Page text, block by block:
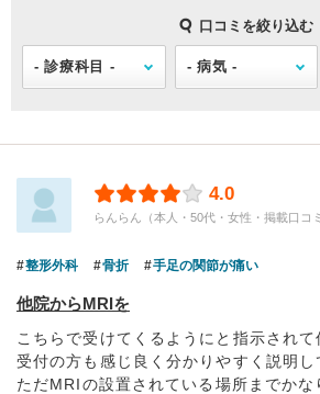
口コミを絞り込む
4.0
らんらん（本人・50代・女性・掲載口コ
整形外科 骨折 手足の関節が痛い
他院からMRIを
こちらで受けてくるようにと指示されて
受付の方も感じ良く分かりやすく説明し
ただMRIの設置されている場所までかな